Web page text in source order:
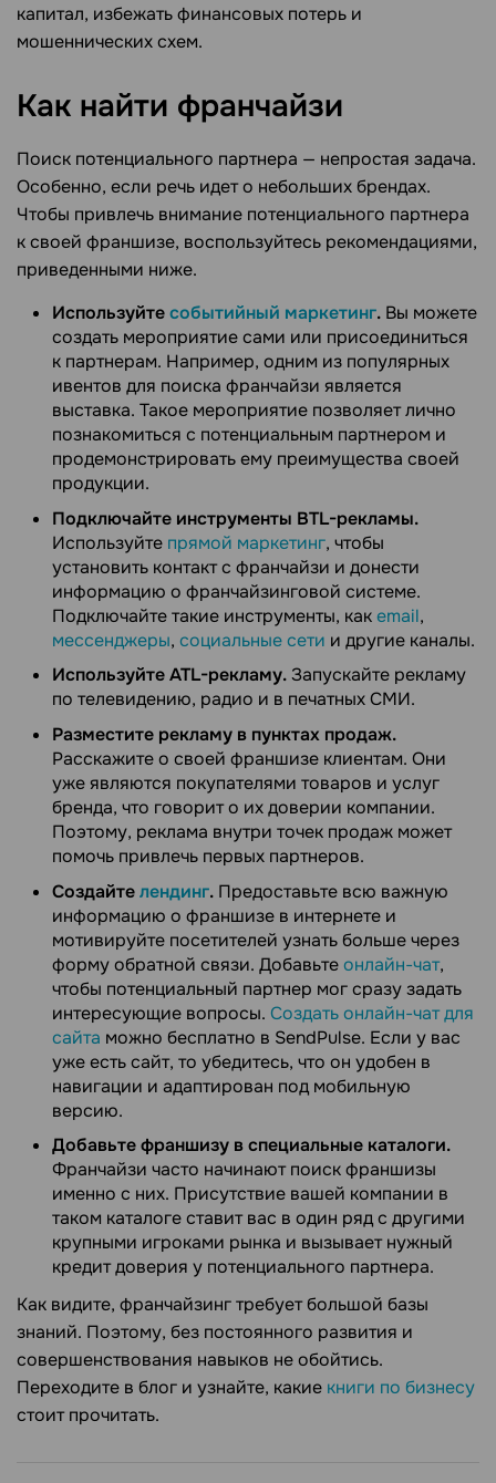
капитал, избежать финансовых потерь и
мошеннических схем.
Как найти франчайзи
Поиск потенциального партнера — непростая задача.
Особенно, если речь идет о небольших брендах.
Чтобы привлечь внимание потенциального партнера
к своей франшизе, воспользуйтесь рекомендациями,
приведенными ниже.
Используйтесобытийный маркетинг. Вы можете
создать мероприятие сами или присоединиться
к партнерам. Например, одним из популярных
ивентов для поиска франчайзи является
выставка. Такое мероприятие позволяет лично
познакомиться с потенциальным партнером и
продемонстрировать ему преимущества своей
продукции.
Подключайте инструменты BTL-рекламы.
Используйте прямой маркетинг, чтобы
установить контакт с франчайзи и донести
информацию о франчайзинговой системе.
Подключайте такие инструменты, какemail,
мессенджеры, социальные сети и другие каналы.
Используйте ATL-рекламу.Запускайте рекламу
по телевидению, радио и в печатных СМИ.
Разместите рекламу в пунктах продаж.
Расскажите о своей франшизе клиентам. Они
уже являются покупателями товаров и услуг
бренда, что говорит о их доверии компании.
Поэтому, реклама внутри точек продаж может
помочь привлечь первых партнеров.
Создайтелендинг. Предоставьте всю важную
информацию о франшизе в интернете и
мотивируйте посетителей узнать больше через
форму обратной связи. Добавьтеонлайн-чат,
чтобы потенциальный партнер мог сразу задать
интересующие вопросы. Создать онлайн-чат для
сайта можно бесплатно в SendPulse. Если у вас
уже есть сайт, то убедитесь, что он удобен в
навигации и адаптирован под мобильную
версию.
Добавьте франшизу в специальные каталоги.
Франчайзи часто начинают поиск франшизы
именно с них. Присутствие вашей компании в
таком каталоге ставит вас в один ряд с другими
крупными игроками рынка и вызывает нужный
кредит доверия у потенциального партнера.
Как видите, франчайзинг требует большой базы
знаний. Поэтому, без постоянного развития и
совершенствования навыков не обойтись.
Переходите в блог и узнайте, какие книги по бизнесу
стоит прочитать.